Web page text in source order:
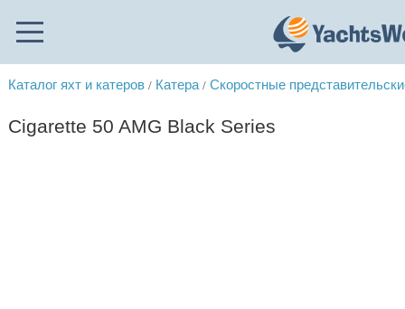
Каталог яхт и катеров / Катера / Скоростные
Cigarette 50 AMG Black Series